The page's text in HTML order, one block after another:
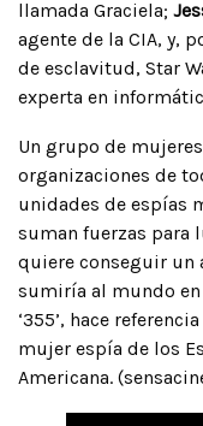
llamada Graciela;
agente de la CIA, y,
de esclavitud, Star
experta en
Un grupo de
organizaciones de
unidades de espías
suman fuerzas para
quiere conseguir un
sumiría al mundo
‘355’, hace
mujer espía de los
Americana.